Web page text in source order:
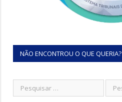
NÃO ENCONTROU O QUE QUERIA?